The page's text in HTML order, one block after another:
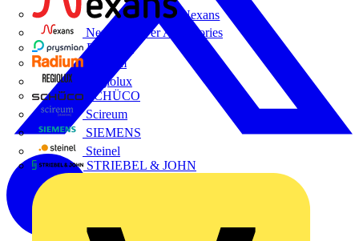
Nexans
Nexans Power Accessories
Prysmian
Radium
Regiolux
SCHÜCO
Scireum
SIEMENS
Steinel
STRIEBEL & JOHN